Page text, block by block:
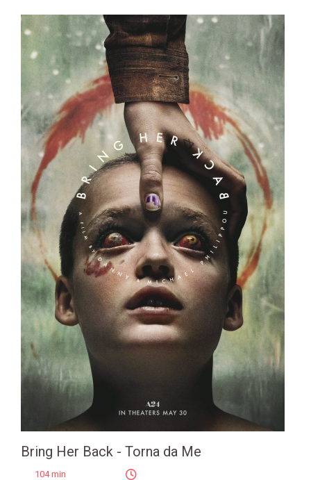
Bring Her Back - Torna da Me
104 min